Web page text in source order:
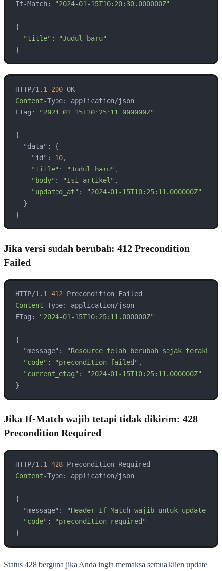
If-Match:
"2024-01-15T10:20:30.000000Z"
{
"title" :
"Judul baru"
}
HTTP/1.1 200
OK
Content-Type: application/json
ETag:
"2024-01-15T10:25:11.000000Z"
{
  "data": {
    "id":
10,
"title" : "Judul baru" ,
"body" : "Isi artikel" ,
"updated_at" :
"2024-01-15T10:25:11.000000Z"
  }
}
Jika versi sudah berubah: 412 Precondition
Failed
HTTP/1.1 412
Content-Type: application/json
ETag:
"2024-01-15T10:25:11.000000Z"
{
  "message":
"Resource telah berubah sejak terakhir
"code" : "precondition_failed" ,
"current_etag" :
"2024-01-15T10:25:11.000000Z"
}
Jika If-Match wajib tetapi tidak dikirim: 428
Precondition Required
HTTP/1.1 428
Content-Type: application/json
{
  "message":
"Header If-Match wajib untuk update
"code" :
"precondition_required"
}
Status 428 berguna jika Anda ingin memaksa semua klien update